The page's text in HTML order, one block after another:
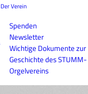
Der Verein
Spenden
Newsletter
Wichtige Dokumente zur
Geschichte des STUMM-
Orgelvereins